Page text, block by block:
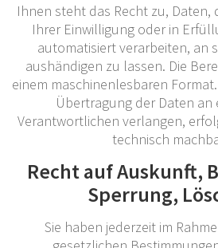
Ihnen steht das Recht zu, Daten,
Ihrer Einwilligung oder in
automatisiert verarbeiten, an
aushändigen zu lassen. Die
einem maschinenlesbaren
Übertragung der Daten an
Verantwortlichen verlangen,
technisch
Recht auf Auskunft,
Sperrung,
Sie haben jederzeit im